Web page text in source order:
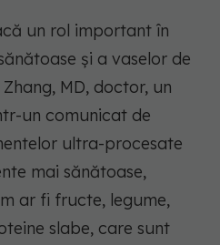
un rol important în
și a vaselor de
MD, doctor, un
un comunicat de
ultra-procesate
mai sănătoase,
ar fi fructe, legume,
slabe, care sunt